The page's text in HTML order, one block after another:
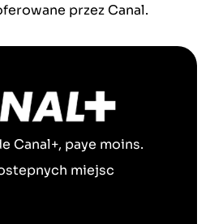
przez Canal.
Canal+, paye moins.
miejsc